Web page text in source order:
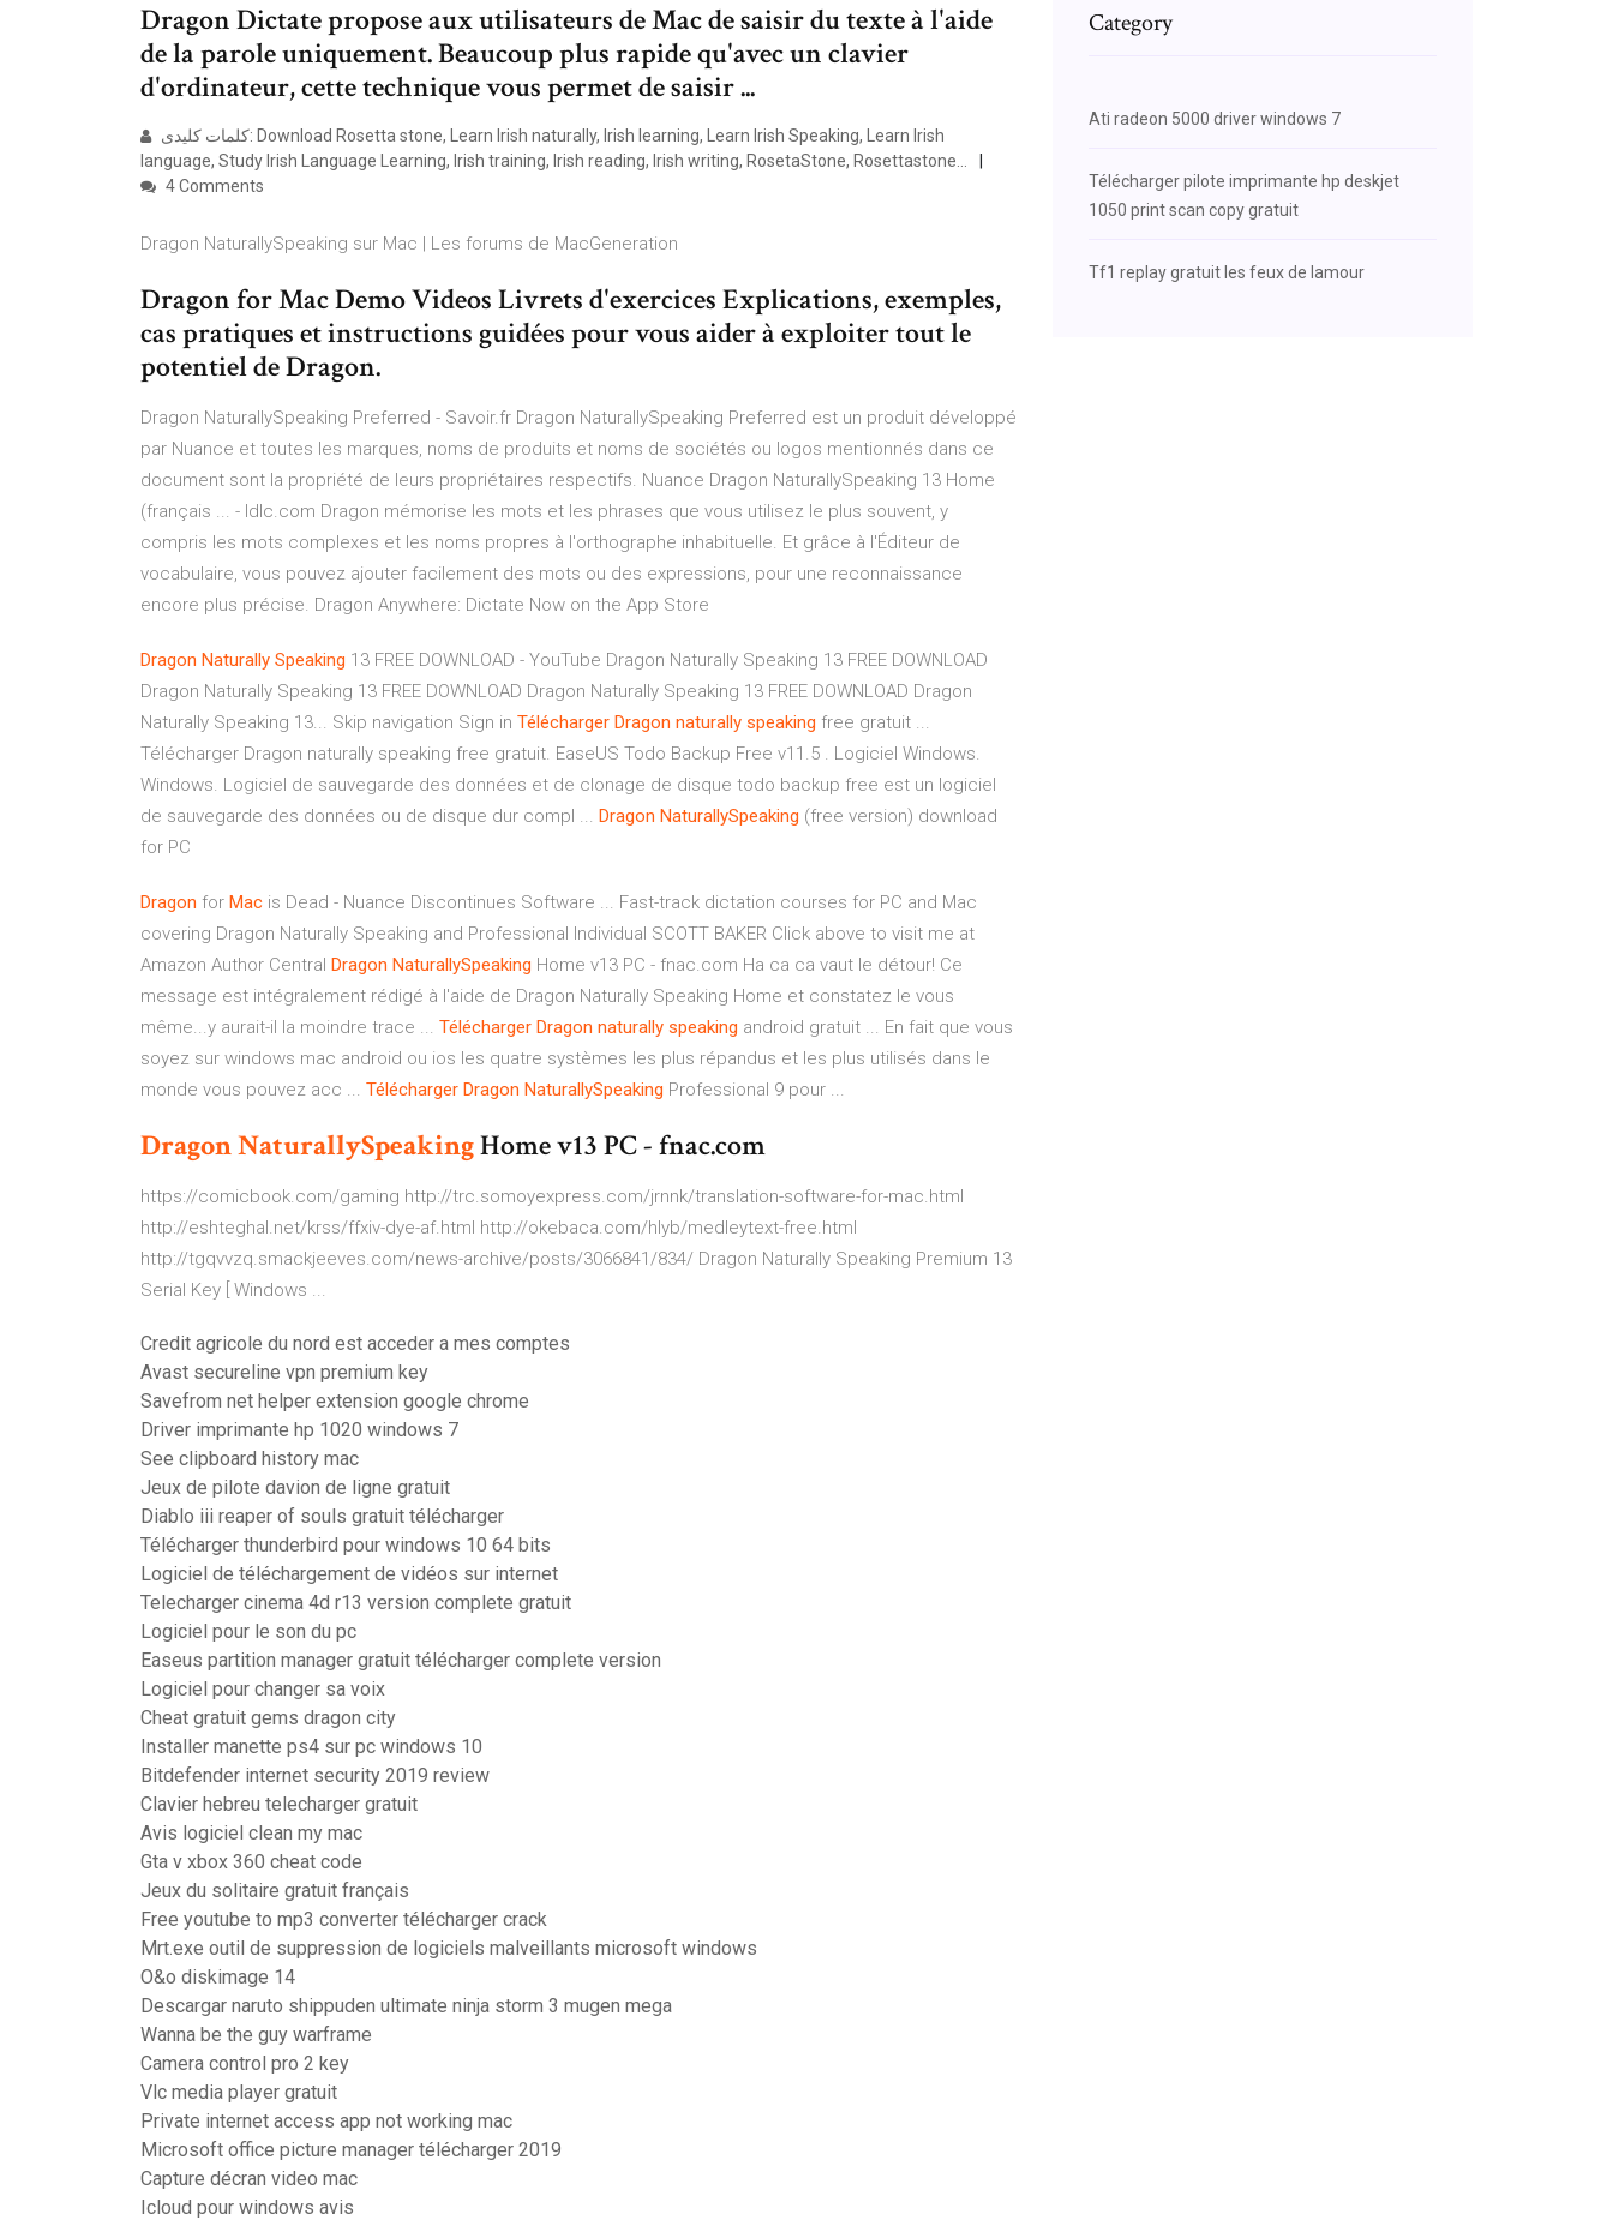
Dragon Dictate propose aux utilisateurs de Mac de saisir du texte à l'aide
de la parole uniquement. Beaucoup plus rapide qu'avec un clavier
d'ordinateur, cette technique vous permet de saisir ...
language, Study Irish Language Learning, Irish training, Irish reading, Irish writing, RosetaStone, Rosettastone…
4 Comments
Dragon NaturallySpeaking sur Mac | Les forums de MacGeneration
Dragon for Mac Demo Videos Livrets d'exercices Explications, exemples,
cas pratiques et instructions guidées pour vous aider à exploiter tout le
potentiel de Dragon.
Dragon NaturallySpeaking Preferred - Savoir.fr Dragon NaturallySpeaking Preferred est un produit développé
par Nuance et toutes les marques, noms de produits et noms de sociétés ou logos mentionnés dans ce
document sont la propriété de leurs propriétaires respectifs. Nuance Dragon NaturallySpeaking 13 Home
(français ... - ldlc.com Dragon mémorise les mots et les phrases que vous utilisez le plus souvent, y
compris les mots complexes et les noms propres à l'orthographe inhabituelle. Et grâce à l'Éditeur de
vocabulaire, vous pouvez ajouter facilement des mots ou des expressions, pour une reconnaissance
encore plus précise. ‎Dragon Anywhere: Dictate Now on the App Store
Dragon Naturally Speaking 13 FREE DOWNLOAD - YouTube Dragon Naturally Speaking 13 FREE DOWNLOAD
Dragon Naturally Speaking 13 FREE DOWNLOAD Dragon Naturally Speaking 13 FREE DOWNLOAD Dragon
Naturally Speaking 13... Skip navigation Sign in Télécharger Dragon naturally speaking free gratuit ...
Télécharger Dragon naturally speaking free gratuit. EaseUS Todo Backup Free v11.5 . Logiciel Windows.
Windows. Logiciel de sauvegarde des données et de clonage de disque todo backup free est un logiciel
de sauvegarde des données ou de disque dur compl ... Dragon NaturallySpeaking (free version) download
for PC
Dragon for Mac is Dead - Nuance Discontinues Software ... Fast-track dictation courses for PC and Mac
covering Dragon Naturally Speaking and Professional Individual SCOTT BAKER Click above to visit me at
Amazon Author Central Dragon NaturallySpeaking Home v13 PC - fnac.com Ha ca ca vaut le détour! Ce
message est intégralement rédigé à l'aide de Dragon Naturally Speaking Home et constatez le vous
même...y aurait-il la moindre trace ... Télécharger Dragon naturally speaking android gratuit ... En fait que vous
soyez sur windows mac android ou ios les quatre systèmes les plus répandus et les plus utilisés dans le
monde vous pouvez acc ... Télécharger Dragon NaturallySpeaking Professional 9 pour ...
DragonNaturallySpeakingHome v13 PC - fnac.com
https://comicbook.com/gaming http://trc.somoyexpress.com/jrnnk/translation-software-for-mac.html
http://eshteghal.net/krss/ffxiv-dye-af.html http://okebaca.com/hlyb/medleytext-free.html
http://tgqvvzq.smackjeeves.com/news-archive/posts/3066841/834/ Dragon Naturally Speaking Premium 13
Serial Key [ Windows ...
Credit agricole du nord est acceder a mes comptes
Avast secureline vpn premium key
Savefrom net helper extension google chrome
Driver imprimante hp 1020 windows 7
See clipboard history mac
Jeux de pilote davion de ligne gratuit
Diablo iii reaper of souls gratuit télécharger
Télécharger thunderbird pour windows 10 64 bits
Logiciel de téléchargement de vidéos sur internet
Telecharger cinema 4d r13 version complete gratuit
Logiciel pour le son du pc
Easeus partition manager gratuit télécharger complete version
Logiciel pour changer sa voix
Cheat gratuit gems dragon city
Installer manette ps4 sur pc windows 10
Bitdefender internet security 2019 review
Clavier hebreu telecharger gratuit
Avis logiciel clean my mac
Gta v xbox 360 cheat code
Jeux du solitaire gratuit français
Free youtube to mp3 converter télécharger crack
Mrt.exe outil de suppression de logiciels malveillants microsoft windows
O&o diskimage 14
Descargar naruto shippuden ultimate ninja storm 3 mugen mega
Wanna be the guy warframe
Camera control pro 2 key
Vlc media player gratuit
Private internet access app not working mac
Microsoft office picture manager télécharger 2019
Capture décran video mac
Icloud pour windows avis
Category
Ati radeon 5000 driver windows 7
Télécharger pilote imprimante hp deskjet
1050 print scan copy gratuit
Tf1 replay gratuit les feux de lamour